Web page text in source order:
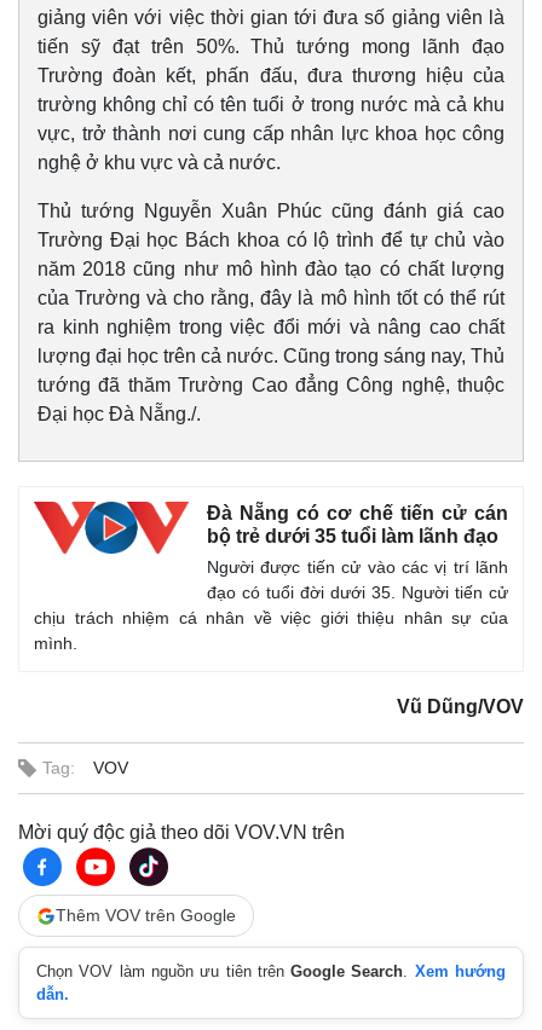
giảng viên với việc thời gian tới đưa số giảng viên là
tiến sỹ đạt trên 50%. Thủ tướng mong lãnh đạo
Trường đoàn kết, phấn đấu, đưa thương hiệu của
trường không chỉ có tên tuổi ở trong nước mà cả khu
vực, trở thành nơi cung cấp nhân lực khoa học công
nghệ ở khu vực và cả nước.
Thủ tướng Nguyễn Xuân Phúc cũng đánh giá cao
Trường Đại học Bách khoa có lộ trình để tự chủ vào
năm 2018 cũng như mô hình đào tạo có chất lượng
của Trường và cho rằng, đây là mô hình tốt có thể rút
ra kinh nghiệm trong việc đổi mới và nâng cao chất
lượng đại học trên cả nước. Cũng trong sáng nay, Thủ
tướng đã thăm Trường Cao đẳng Công nghệ, thuộc
Đại học Đà Nẵng./.
Đà Nẵng có cơ chế tiến cử cán
bộ trẻ dưới 35 tuổi làm lãnh đạo
Người được tiến cử vào các vị trí lãnh
đạo có tuổi đời dưới 35. Người tiến cử
chịu trách nhiệm cá nhân về việc giới thiệu nhân sự của
mình.
Vũ Dũng/VOV
Tag: VOV
Mời quý độc giả theo dõi VOV.VN trên
Thêm VOV trên Google
Chọn VOV làm nguồn ưu tiên trênGoogle Search. Xem hướng
dẫn.